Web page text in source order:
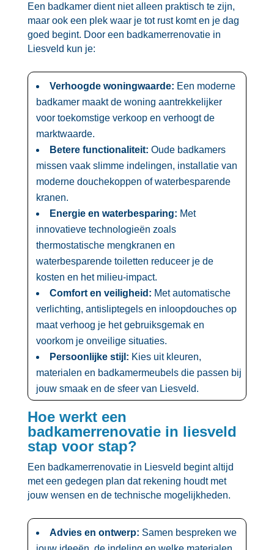
Een badkamer dient niet alleen praktisch te zijn,
maar ook een plek waar je tot rust komt en je dag
goed begint.​ Door een badkamerrenovatie in
Liesveld kun je:
Verhoogde woningwaarde: Een moderne
badkamer maakt de woning aantrekkelijker
voor toekomstige verkoop en verhoogt de
marktwaarde.​
Betere functionaliteit: Oude badkamers
missen vaak slimme indelingen, installatie van
moderne douchekoppen of waterbesparende
kranen.​
Energie en waterbesparing: Met
innovatieve technologieën zoals
thermostatische mengkranen en
waterbesparende toiletten reduceer je de
kosten en het milieu-impact.​
Comfort en veiligheid: Met automatische
verlichting, antisliptegels en inloopdouches op
maat verhoog je het gebruiksgemak en
voorkom je onveilige situaties.​
Persoonlijke stijl: Kies uit kleuren,
materialen en badkamermeubels die passen bij
jouw smaak en de sfeer van Liesveld.​
Hoe werkt een
badkamerrenovatie in liesveld
stap voor stap?
Een badkamerrenovatie in Liesveld begint altijd
met een gedegen plan dat rekening houdt met
jouw wensen en de technische mogelijkheden.​
Advies en ontwerp: Samen bespreken we